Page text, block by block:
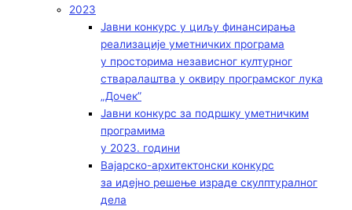
2023
Јавни конкурс у циљу финансирања
реализације уметничких програма
у просторима независног културног
стваралаштва у оквиру програмског лука
„Дочек”
Јавни конкурс за подршку уметничким
програмима
у 2023. години
Вајарско-архитектонски конкурс
за идејно решење израде скулптуралног
дела